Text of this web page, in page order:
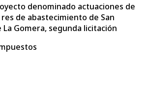
denominado actuaciones de
de abastecimiento de San
La Gomera, segunda licitación